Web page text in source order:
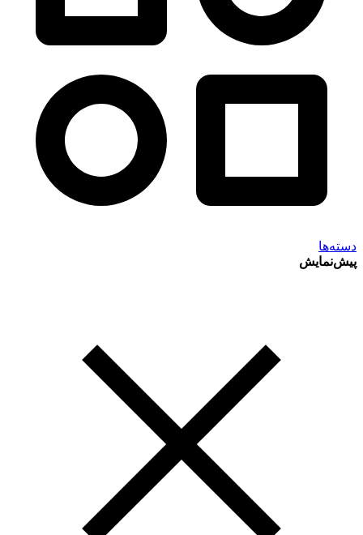
دسته‌ها
پیش‌نمایش